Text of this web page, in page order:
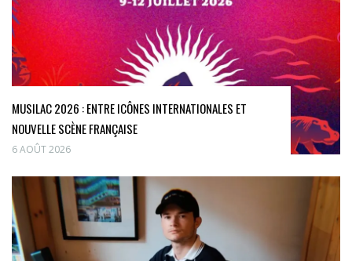
MUSILAC 2026 : ENTRE ICÔNES INTERNATIONALES ET
NOUVELLE SCÈNE FRANÇAISE
6 AOÛT 2026